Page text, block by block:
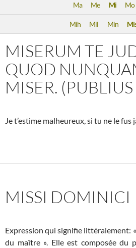
Ma Me Mi Mo
Mih Mil Min
MISERUM TE
QUOD
MISER. (PUBLIUS
Je t’estime malheureux, si tu ne le fus
MISSI DOMINICI
Expression qui signifie littéralement:
du maître ». Elle est composée du